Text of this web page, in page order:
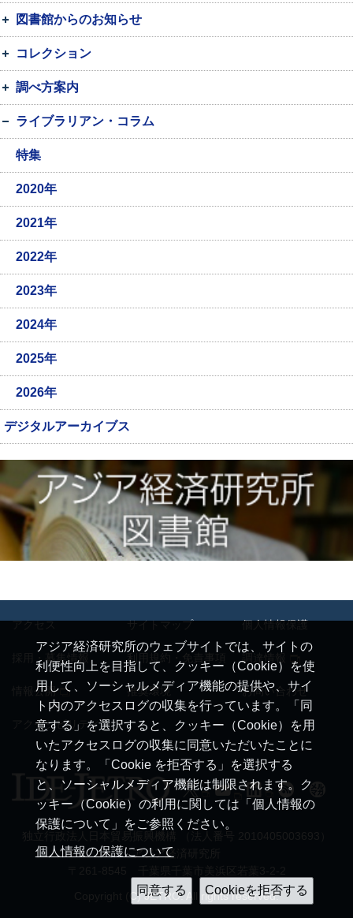
図書館からのお知らせ
コレクション
調べ方案内
ライブラリアン・コラム
特集
2020年
2021年
2022年
2023年
2024年
2025年
2026年
デジタルアーカイブス
アジア経済研究所のウェブサイトでは、サイトの
利便性向上を目指して、クッキー（Cookie）を使
用して、ソーシャルメディア機能の提供や、サイ
ト内のアクセスログの収集を行っています。「同
意する」を選択すると、クッキー（Cookie）を用
いたアクセスログの収集に同意いただいたことに
なります。「Cookie を拒否する」を選択する
と、ソーシャルメディア機能は制限されます。ク
ッキー（Cookie）の利用に関しては「個人情報の
保護について」をご参照ください。
個人情報の保護について
アクセス サイトマップ 個人情報保護
採用・募集情報 利用規約・免責事項 調達情報
情報公開 推奨環境 お問い合わせ
アクセシビリティ
アジア経済研究所
Copyright (C) JETRO. All rights reserved.